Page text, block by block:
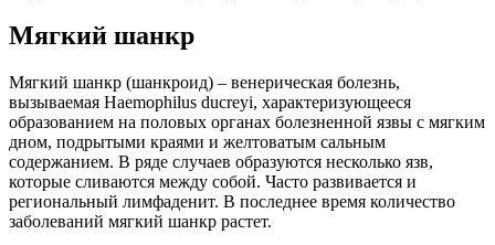
Мягкий шанкр
Мягкий шанкр (шанкроид) – венерическая болезнь,
вызываемая Haemophilus ducreyi, характеризующееся
образованием на половых органах болезненной язвы с мягким
дном, подрытыми краями и желтоватым сальным
содержанием. В ряде случаев образуются несколько язв,
которые сливаются между собой. Часто развивается и
региональный лимфаденит. В последнее время количество
заболеваний мягкий шанкр растет.